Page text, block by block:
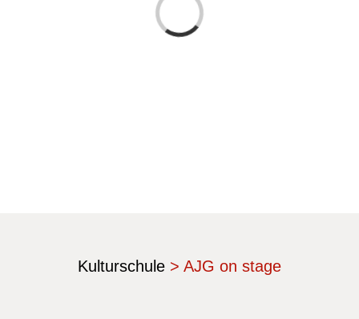
Laden...
Kulturschule > AJG on stage